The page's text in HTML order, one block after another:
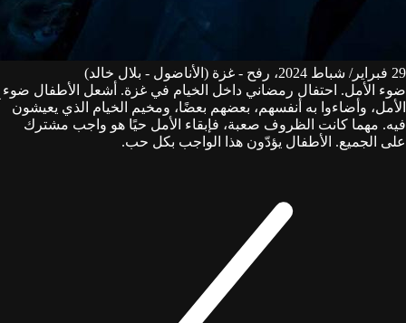
29 فبراير/ شباط 2024، رفح - غزة (الأناضول - بلال خالد)
ضوء الأمل. احتفال رمضاني داخل الخيام في غزة. أشعل الأطفال ضوء
الأمل، وأضاءوا به أنفسهم، بعضهم بعضًا، ومخيم الخيام الذي يعيشون
فيه. مهما كانت الظروف صعبة، فإبقاء الأمل حيًا هو واجب مشترك
على الجميع. الأطفال يؤدّون هذا الواجب بكل حب.